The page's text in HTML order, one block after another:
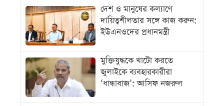
দেশ ও মানুষের কল্যাণে
দায়িত্বশীলতার সঙ্গে কাজ করুন:
ইউএনওদের প্রধানমন্ত্রী
মুক্তিযুদ্ধকে খাটো করতে
জুলাইকে ব্যবহারকারীরা
‘ধান্ধাবাজ’: আসিফ নজরুল